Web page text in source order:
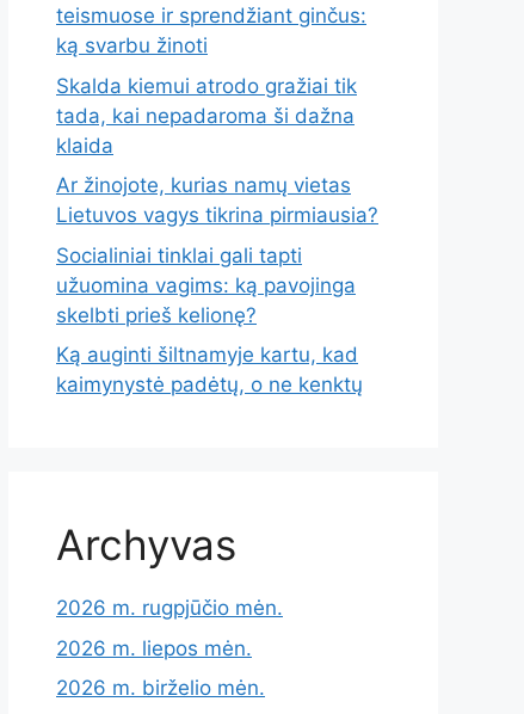
teismuose ir sprendžiant ginčus:
ką svarbu žinoti
Skalda kiemui atrodo gražiai tik
tada, kai nepadaroma ši dažna
klaida
Ar žinojote, kurias namų vietas
Lietuvos vagys tikrina pirmiausia?
Socialiniai tinklai gali tapti
užuomina vagims: ką pavojinga
skelbti prieš kelionę?
Ką auginti šiltnamyje kartu, kad
kaimynystė padėtų, o ne kenktų
Archyvas
2026 m. rugpjūčio mėn.
2026 m. liepos mėn.
2026 m. birželio mėn.